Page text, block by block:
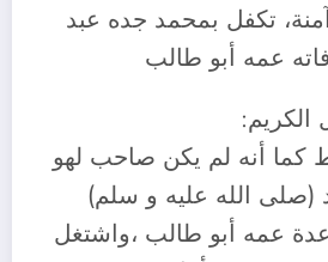
تكفل بمحمد جده عبد
عمه أبو طالب
أنه لم يكن صاحب لهو
(صلى الله عليه و سلم)
عمه أبو طالب ،واشتغل